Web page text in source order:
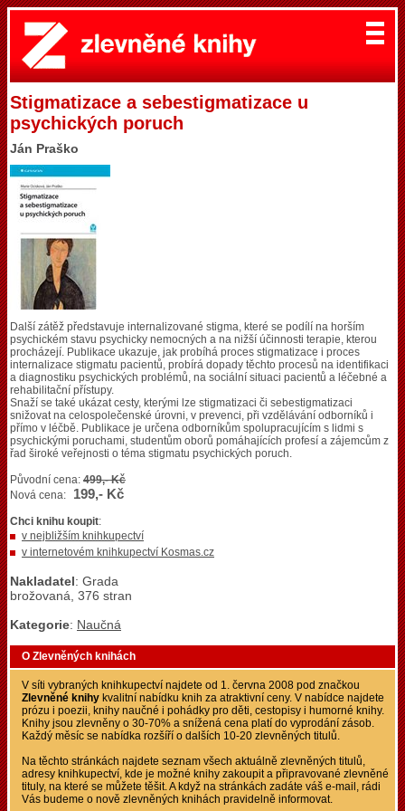
Stigmatizace a sebestigmatizace u
psychických poruch
Ján Praško
Další zátěž představuje internalizované stigma, které se podílí na horším
psychickém stavu psychicky nemocných a na nižší účinnosti terapie, kterou
procházejí. Publikace ukazuje, jak probíhá proces stigmatizace i proces
internalizace stigmatu pacientů, probírá dopady těchto procesů na identifikaci
a diagnostiku psychických problémů, na sociální situaci pacientů a léčebné a
rehabilitační přístupy.
Snaží se také ukázat cesty, kterými lze stigmatizaci či sebestigmatizaci
snižovat na celospolečenské úrovni, v prevenci, při vzdělávání odborníků i
přímo v léčbě. Publikace je určena odborníkům spolupracujícím s lidmi s
psychickými poruchami, studentům oborů pomáhajících profesí a zájemcům z
řad široké veřejnosti o téma stigmatu psychických poruch.
Původní cena: 499,- Kč
Nová cena:
199,- Kč
Chci knihu koupit:
v nejbližším knihkupectví
v internetovém knihkupectví Kosmas.cz
Nakladatel: Grada
brožovaná, 376 stran
Kategorie: Naučná
O Zlevněných knihách
V síti vybraných knihkupectví najdete od 1. června 2008 pod značkou
Zlevněné knihy kvalitní nabídku knih za atraktivní ceny. V nabídce najdete
prózu i poezii, knihy naučné i pohádky pro děti, cestopisy i humorné knihy.
Knihy jsou zlevněny o 30-70% a snížená cena platí do vyprodání zásob.
Každý měsíc se nabídka rozšíří o dalších 10-20 zlevněných titulů.
Na těchto stránkách najdete seznam všech aktuálně zlevněných titulů,
adresy knihkupectví, kde je možné knihy zakoupit a připravované zlevněné
tituly, na které se můžete těšit. A když na stránkách zadáte váš e-mail, rádi
Vás budeme o nově zlevněných knihách pravidelně informovat.